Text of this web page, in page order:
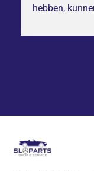
hebben,